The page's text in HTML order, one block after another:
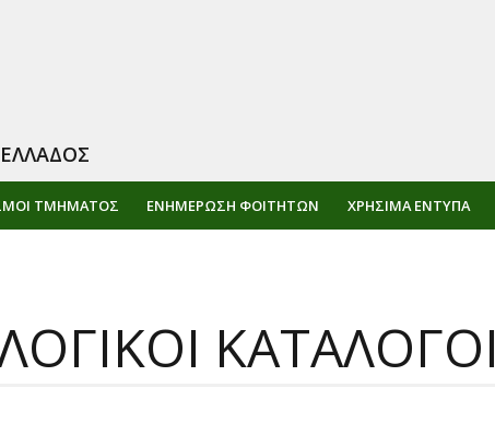
ΤΜΗΜΑΤΟΣ ΕΝΗΜΈΡΩΣΗ ΦΟΙΤΗΤΏΝ ΧΡΉΣΙΜΑ ΈΝΤΥΠΑ
ΚΑΤΑΛΟΓΟΙ